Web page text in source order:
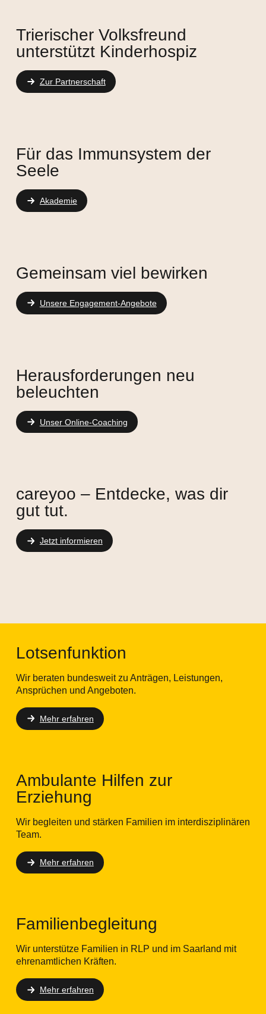
Trierischer Volksfreund
unterstützt Kinderhospiz
Zur Partnerschaft
Für das Immunsystem der
Seele
Akademie
Gemeinsam viel bewirken
Unsere Engagement-Angebote
Herausforderungen neu
beleuchten
Unser Online-Coaching
careyoo – Entdecke, was dir
gut tut.
Jetzt informieren
Lotsenfunktion
Wir beraten bundesweit zu Anträgen, Leistungen,
Ansprüchen und Angeboten.
Mehr erfahren
Ambulante Hilfen zur
Erziehung
Wir begleiten und stärken Familien im interdisziplinären
Team.
Mehr erfahren
Familienbegleitung
Wir unterstütze Familien in RLP und im Saarland mit
ehrenamtlichen Kräften.
Mehr erfahren